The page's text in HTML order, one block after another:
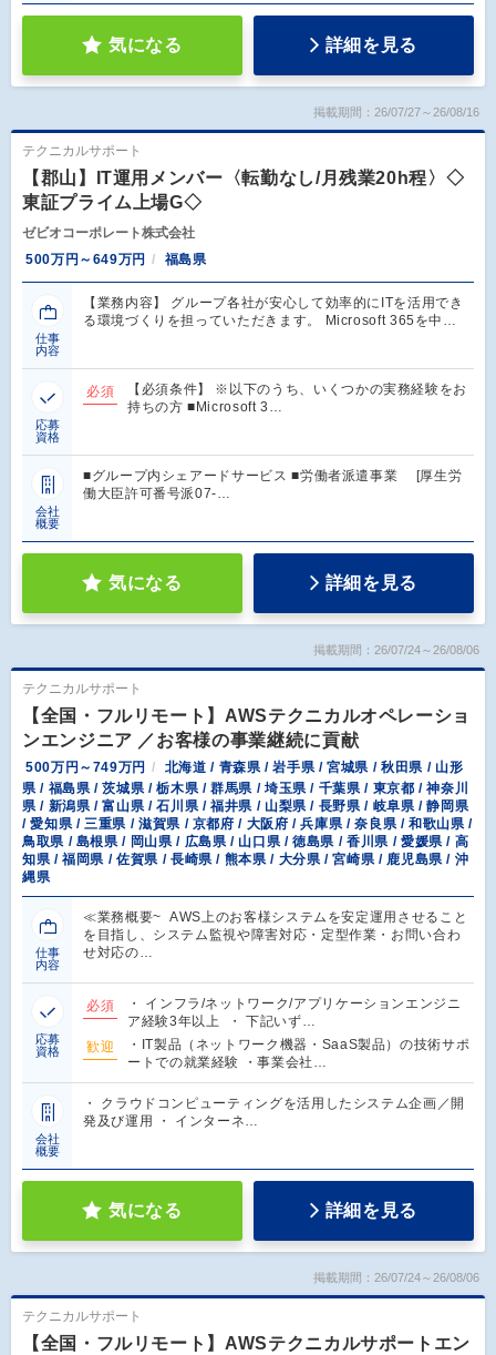
気になる 詳細を見る
掲載期間：26/07/27～26/08/16
テクニカルサポート
【郡山】IT運用メンバー〈転勤なし/月残業20h程〉◇
東証プライム上場G◇
ゼビオコーポレート株式会社
500万円～649万円
福島県
仕事
内容
【業務内容】 グループ各社が安心して効率的にITを活用でき
る環境づくりを担っていただきます。 Microsoft 365を中…
応募
資格
必須
【必須条件】 ※以下のうち、いくつかの実務経験をお
持ちの方 ■Microsoft 3…
会社
概要
■グループ内シェアードサービス ■労働者派遣事業 [厚生労
働大臣許可番号派07-…
気になる 詳細を見る
掲載期間：26/07/24～26/08/06
テクニカルサポート
【全国・フルリモート】AWSテクニカルオペレーショ
ンエンジニア ／お客様の事業継続に貢献
500万円～749万円
北海道 / 青森県 / 岩手県 / 宮城県 / 秋田県 / 山形
県 / 福島県 / 茨城県 / 栃木県 / 群馬県 / 埼玉県 / 千葉県 / 東京都 / 神奈川
県 / 新潟県 / 富山県 / 石川県 / 福井県 / 山梨県 / 長野県 / 岐阜県 / 静岡県
/ 愛知県 / 三重県 / 滋賀県 / 京都府 / 大阪府 / 兵庫県 / 奈良県 / 和歌山県 /
鳥取県 / 島根県 / 岡山県 / 広島県 / 山口県 / 徳島県 / 香川県 / 愛媛県 / 高
知県 / 福岡県 / 佐賀県 / 長崎県 / 熊本県 / 大分県 / 宮崎県 / 鹿児島県 / 沖
縄県
仕事
内容
≪業務概要~ AWS上のお客様システムを安定運用させること
を目指し、システム監視や障害対応・定型作業・お問い合わ
せ対応の…
応募
資格
必須
・ インフラ/ネットワーク/アプリケーションエンジニ
ア経験3年以上 ・ 下記いず…
歓迎
・IT製品（ネットワーク機器・SaaS製品）の技術サポ
ートでの就業経験 ・事業会社…
会社
概要
・ クラウドコンピューティングを活用したシステム企画／開
発及び運用 ・ インターネ…
気になる 詳細を見る
掲載期間：26/07/24～26/08/06
テクニカルサポート
【全国・フルリモート】AWSテクニカルサポートエン